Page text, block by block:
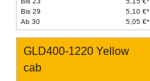
Bis 29
5,10 €*
Ab 30
5,05 €*
GLD400-1220 Yellow
cab